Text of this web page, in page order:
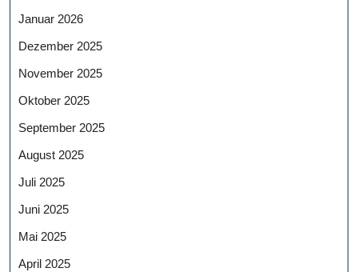
Januar 2026
Dezember 2025
November 2025
Oktober 2025
September 2025
August 2025
Juli 2025
Juni 2025
Mai 2025
April 2025